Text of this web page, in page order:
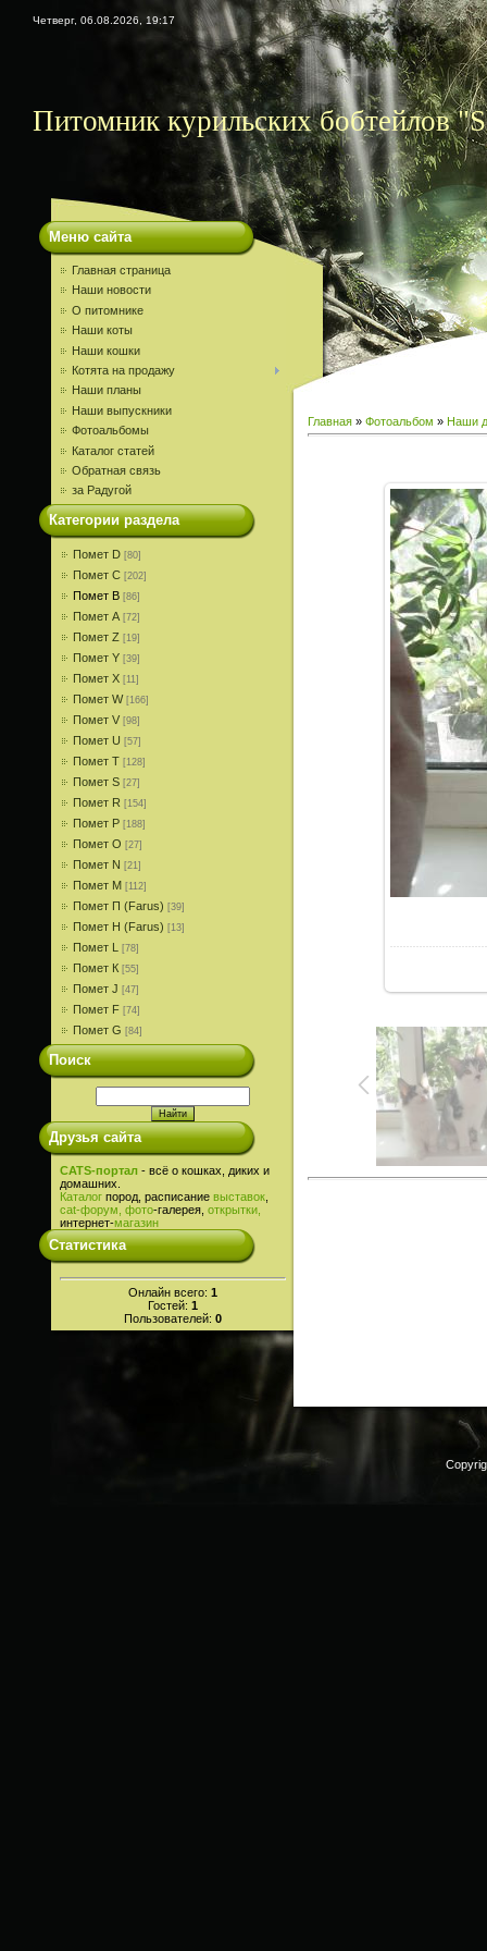
Четверг, 06.08.2026, 19:17
Питомник курильских бобтейлов
Меню сайта
Главная страница
Наши новости
О питомнике
Наши коты
Наши кошки
Котята на продажу
Наши планы
Наши выпускники
Фотоальбомы
Каталог статей
Обратная связь
за Радугой
Категории раздела
Помет D [80]
Помет С [202]
Помет В [86]
Помет A [72]
Помет Z [19]
Помет Y [39]
Помет X [11]
Помет W [166]
Помет V [98]
Помет U [57]
Помет T [128]
Помет S [27]
Помет R [154]
Помет P [188]
Помет О [27]
Помет N [21]
Помет M [112]
Помет П (Farus) [39]
Помет Н (Farus) [13]
Помет L [78]
Помет К [55]
Помет J [47]
Помет F [74]
Помет G [84]
Поиск
Друзья сайта
CATS-портал - всё о кошках, диких и
домашних.
Каталог пород, расписание выставок
cat-форум, фото-галерея, открытки,
интернет-магазин
Статистика
Онлайн всего: 1
Гостей: 1
Пользователей: 0
Главная » Фотоальбом » Наши